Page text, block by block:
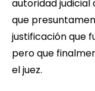
autoridad judicial
que
justificación que
pero que
el juez.